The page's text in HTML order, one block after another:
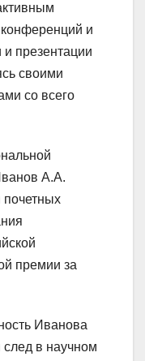
и
презентации
своими
со всего
А.А.
почетных
премии за
Иванова
в научном